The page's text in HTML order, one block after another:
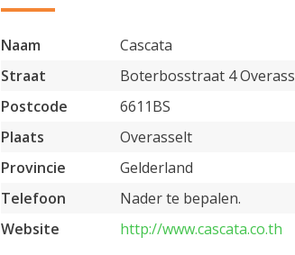
Naam
Cascata
Straat
Boterbosstraat 4
Postcode
6611BS
Plaats
Overasselt
Provincie
Gelderland
Telefoon
Nader te bepalen.
Website
http://www.cascata.co.th